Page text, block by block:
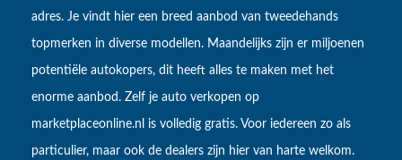
adres. Je vindt hier een breed aanbod van tweedehands
topmerken in diverse modellen. Maandelijks zijn er miljoenen
potentiële autokopers, dit heeft alles te maken met het
enorme aanbod. Zelf je auto verkopen op
marketplaceonline.nl is volledig gratis. Voor iedereen zo als
particulier, maar ook de dealers zijn hier van harte welkom.